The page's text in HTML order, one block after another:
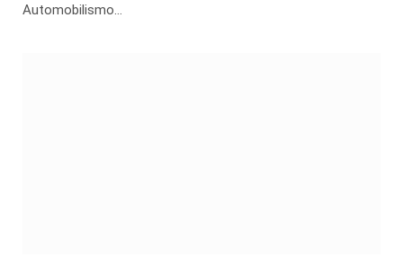
Automobilismo…